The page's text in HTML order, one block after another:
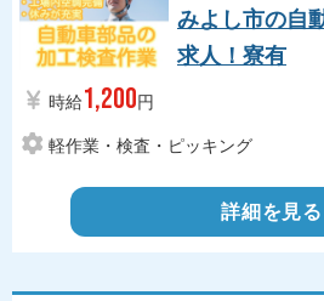
みよし市の自
求人！寮有
時給1,200円
軽作業・検査・ピッキング
詳細を見る